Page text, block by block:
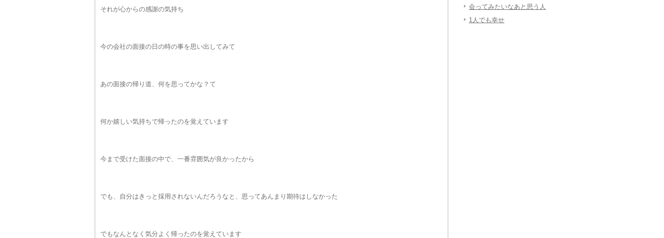
それが心からの感謝の気持ち
今の会社の面接の日の時の事を思い出してみて
あの面接の帰り道、何を思ってかな？て
何か嬉しい気持ちで帰ったのを覚えています
今まで受けた面接の中で、一番雰囲気が良かったから
でも、自分はきっと採用されないんだろうなと、思ってあんまり期待はしなかった
でもなんとなく気分よく帰ったのを覚えています
会ってみたいなあと思う人
1人でも幸せ